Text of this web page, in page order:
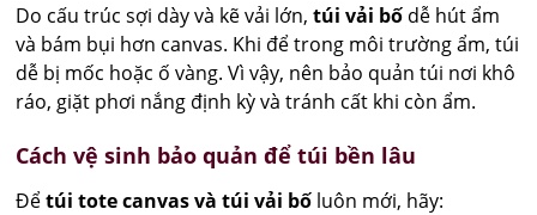
Do cấu trúc sợi dày và kẽ vải lớn,túi vải bố dễ hút ẩm
và bám bụi hơn canvas. Khi để trong môi trường ẩm, túi
dễ bị mốc hoặc ố vàng. Vì vậy, nên bảo quản túi nơi khô
ráo, giặt phơi nắng định kỳ và tránh cất khi còn ẩm.
Cách vệ sinh bảo quản để túi bền lâu
Đểtúi tote canvas và túi vải bố luôn mới, hãy: